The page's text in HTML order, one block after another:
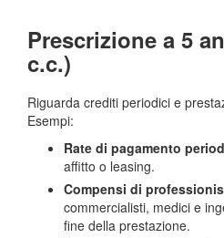
Prescrizione a 5
c.c.)
Riguarda crediti periodici e
Esempi:
Rate di pagamento
affitto o leasing.
Compensi di
commercialisti, medici e
fine della prestazione.